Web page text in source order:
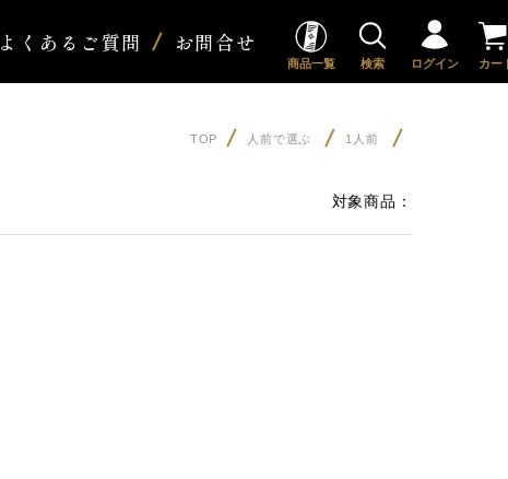
よくあるご質問 お問合せ
商品一覧 検索 ログイン カー
TOP 人前で選ぶ 1人前
対象商品：